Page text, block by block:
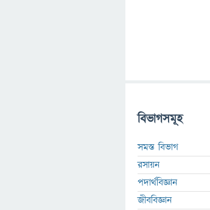
বিভাগসমূহ
সমস্ত বিভাগ
রসায়ন
পদার্থবিজ্ঞান
জীববিজ্ঞান